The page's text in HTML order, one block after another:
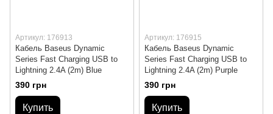
Артикул: 176913
Кабель Baseus Dynamic
Series Fast Charging USB to
Lightning 2.4A (2m) Blue
390 грн
Купить
Артикул: 176915
Кабель Baseus Dynamic
Series Fast Charging USB to
Lightning 2.4A (2m) Purple
390 грн
Купить